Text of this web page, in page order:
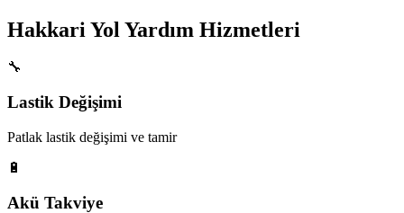
Hakkari Yol Yardım Hizmetleri
🔧
Lastik Değişimi
Patlak lastik değişimi ve tamir
🔋
Akü Takviye